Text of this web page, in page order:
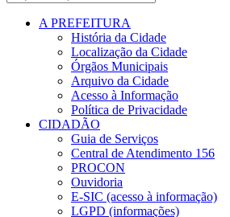
A PREFEITURA
História da Cidade
Localização da Cidade
Órgãos Municipais
Arquivo da Cidade
Acesso à Informação
Política de Privacidade
CIDADÃO
Guia de Serviços
Central de Atendimento 156
PROCON
Ouvidoria
E-SIC (acesso à informação)
LGPD (informações)